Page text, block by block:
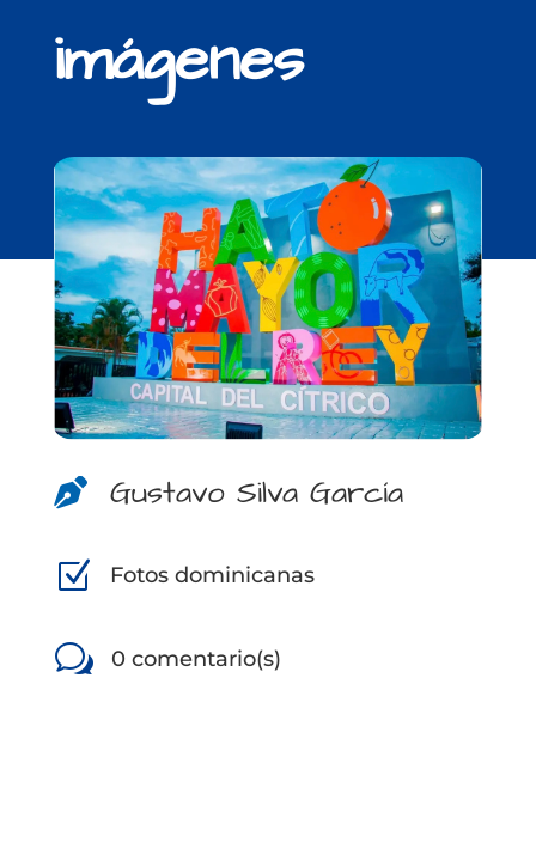
imágenes
 Gustavo Silva García
Z Fotos dominicanas
w 0 comentario(s)